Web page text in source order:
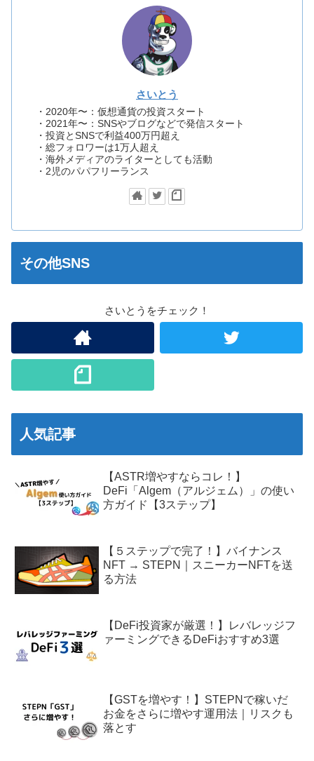
さいとう
・2020年〜：仮想通貨の投資スタート
・2021年〜：SNSやブログなどで発信スタート
・投資とSNSで利益400万円超え
・総フォロワーは1万人超え
・海外メディアのライターとしても活動
・2児のパパフリーランス
その他SNS
さいとうをチェック！
人気記事
【ASTR増やすならコレ！】
DeFi「Algem（アルジェム）」の使い
方ガイド【3ステップ】
【５ステップで完了！】バイナンス
NFT → STEPN｜スニーカーNFTを送
る方法
【DeFi投資家が厳選！】レバレッジフ
ァーミングできるDeFiおすすめ3選
【GSTを増やす！】STEPNで稼いだ
お金をさらに増やす運用法｜リスクも
落とす